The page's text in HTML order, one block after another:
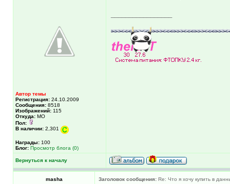
Автор темы
Регистрация: 24.10.2009
Сообщения: 8518
Изображений: 115
Откуда: МО
Пол:
В наличии: 2,301
Награды: 100
Блог: Просмотр блога (0)
Вернуться к началу
masha Заголовок сообщения: Re: Что я хочу купить в